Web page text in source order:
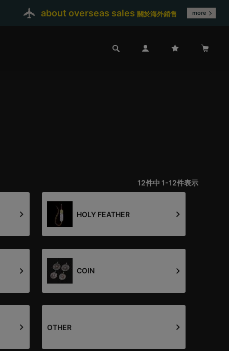
about overseas sales 關於海外銷售 more
12件中 1-12件表示
HOLY FEATHER
COIN
OTHER